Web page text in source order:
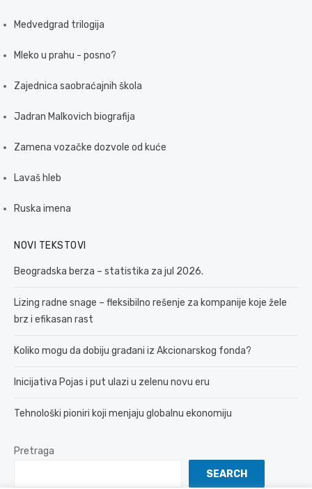
Medvedgrad trilogija
Mleko u prahu - posno?
Zajednica saobraćajnih škola
Jadran Malkovich biografija
Zamena vozačke dozvole od kuće
Lavaš hleb
Ruska imena
NOVI TEKSTOVI
Beogradska berza – statistika za jul 2026.
Lizing radne snage – fleksibilno rešenje za kompanije koje žele
brz i efikasan rast
Koliko mogu da dobiju građani iz Akcionarskog fonda?
Inicijativa Pojas i put ulazi u zelenu novu eru
Tehnološki pioniri koji menjaju globalnu ekonomiju
Pretraga
SEARCH